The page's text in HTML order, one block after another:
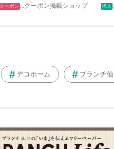
クーポン …クーポン掲載ショップ 求人
デコホーム ブランチ